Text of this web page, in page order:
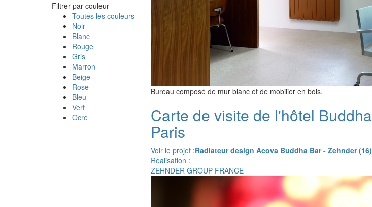
Filtrer par couleur
Toutes les couleurs
Noir
Blanc
Rouge
Gris
Marron
Beige
Rose
Bleu
Vert
Ocre
Bureau composé de mur blanc et de mobilier en bois.
Carte de visite de l'hôtel Buddha
Paris
Voir le projet :Radiateur design Acova Buddha Bar - Zehnder (16)
Réalisation :
ZEHNDER GROUP FRANCE